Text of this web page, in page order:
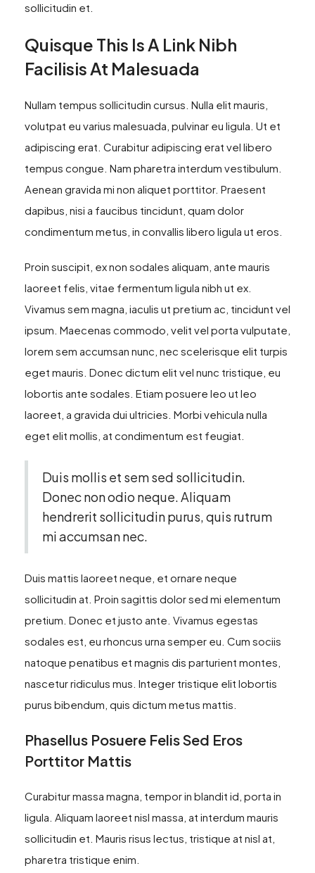
sollicitudin et.
Quisque This Is A Link Nibh
Facilisis At Malesuada
Nullam tempus sollicitudin cursus. Nulla elit mauris,
volutpat eu varius malesuada, pulvinar eu ligula. Ut et
adipiscing erat. Curabitur adipiscing erat vel libero
tempus congue. Nam pharetra interdum vestibulum.
Aenean gravida mi non aliquet porttitor. Praesent
dapibus, nisi a faucibus tincidunt, quam dolor
condimentum metus, in convallis libero ligula ut eros.
Proin suscipit, ex non sodales aliquam, ante mauris
laoreet felis, vitae fermentum ligula nibh ut ex.
Vivamus sem magna, iaculis ut pretium ac, tincidunt vel
ipsum. Maecenas commodo, velit vel porta vulputate,
lorem sem accumsan nunc, nec scelerisque elit turpis
eget mauris. Donec dictum elit vel nunc tristique, eu
lobortis ante sodales. Etiam posuere leo ut leo
laoreet, a gravida dui ultricies. Morbi vehicula nulla
eget elit mollis, at condimentum est feugiat.
Duis mollis et sem sed sollicitudin.
Donec non odio neque. Aliquam
hendrerit sollicitudin purus, quis rutrum
mi accumsan nec.
Duis mattis laoreet neque, et ornare neque
sollicitudin at. Proin sagittis dolor sed mi elementum
pretium. Donec et justo ante. Vivamus egestas
sodales est, eu rhoncus urna semper eu. Cum sociis
natoque penatibus et magnis dis parturient montes,
nascetur ridiculus mus. Integer tristique elit lobortis
purus bibendum, quis dictum metus mattis.
Phasellus Posuere Felis Sed Eros
Porttitor Mattis
Curabitur massa magna, tempor in blandit id, porta in
ligula. Aliquam laoreet nisl massa, at interdum mauris
sollicitudin et. Mauris risus lectus, tristique at nisl at,
pharetra tristique enim.